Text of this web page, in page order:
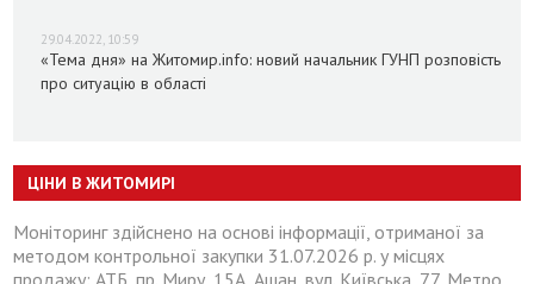
29.04.2022, 10:59
«Тема дня» на Житомир.info: новий начальник ГУНП розповість
про ситуацію в області
ЦІНИ В ЖИТОМИРІ
Моніторинг здійснено на основі інформації, отриманої за
методом контрольної закупки 31.07.2026 р. у місцях